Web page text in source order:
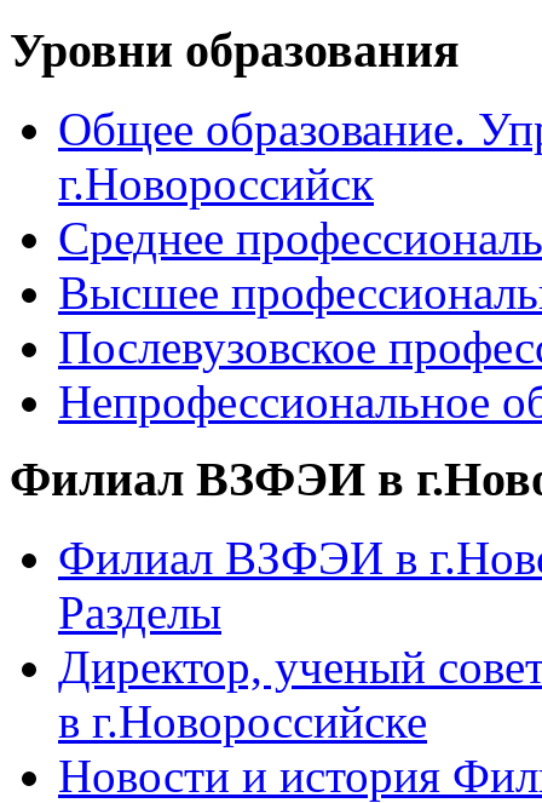
Уровни образования
Общее образование.
г.Новороссийск
Среднее
Высшее
Послевузовское
Непрофессиональное
Филиал ВЗФЭИ в
Филиал ВЗФЭИ в
Разделы
Директор, ученый
в г.Новороссийске
Новости и история